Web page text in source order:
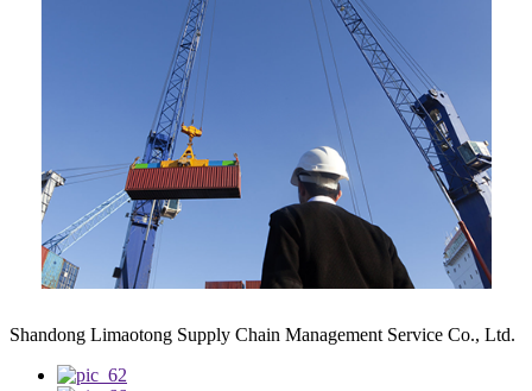
Shandong Limaotong Supply Chain Management Service Co., Ltd.